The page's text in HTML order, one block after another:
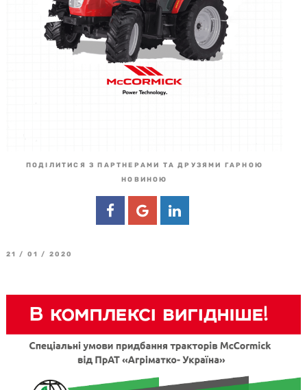
ПОДІЛИТИСЯ З ПАРТНЕРАМИ ТА ДРУЗЯМИ ГАРНОЮ
НОВИНОЮ
21 / 01 / 2020